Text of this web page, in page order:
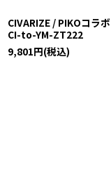
CIVARIZE / PIKOコラ
CI-to-YM-ZT222
9,801円(税込)